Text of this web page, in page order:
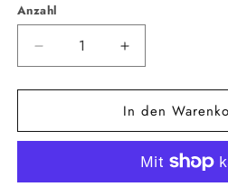
Anzahl
Anzahl
Verringere
die
Menge
Baumwoll-/Leinen-
Garnitur
Erhöhe
die
Menge
für
Baumwoll-/
Bettwäsche
Garnitur
In den